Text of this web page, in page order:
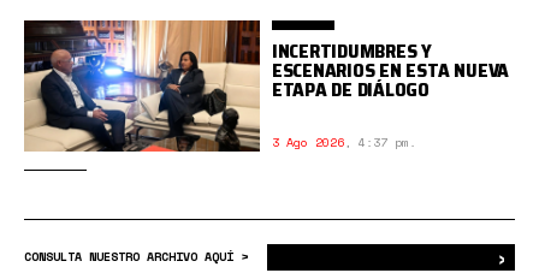
INCERTIDUMBRES Y
ESCENARIOS EN ESTA NUEVA
ETAPA DE DIÁLOGO
3 Ago 2026, 4:37 pm.
CONSULTA NUESTRO ARCHIVO AQUÍ > ›